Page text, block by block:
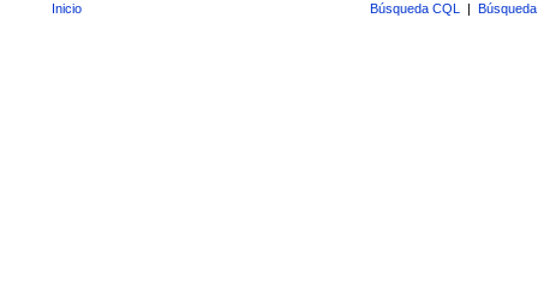
Inicio Búsqueda CQL